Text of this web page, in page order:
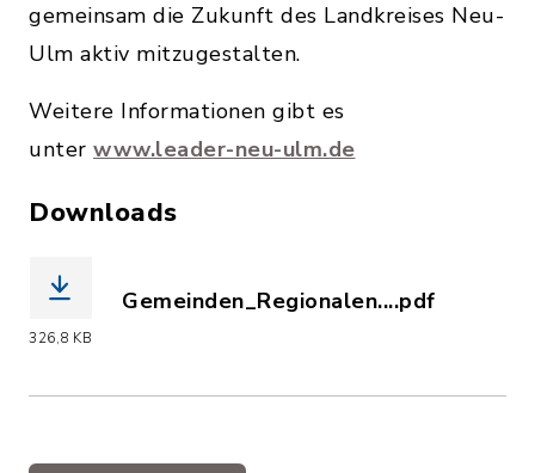
gemeinsam die Zukunft des Landkreises Neu-
Ulm aktiv mitzugestalten.
Weitere Informationen gibt es
unter www.leader-neu-ulm.de
Downloads
326,8 KB
Gemeinden_Regionalen....pdf